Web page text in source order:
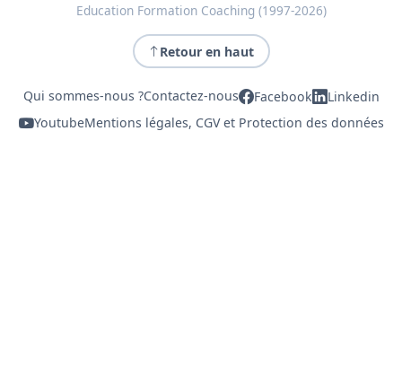
Education Formation Coaching (1997-2026)
Retour en haut
Qui sommes-nous ?Contactez-nous Facebook
Linkedin
YoutubeMentions légales, CGV et Protection des données